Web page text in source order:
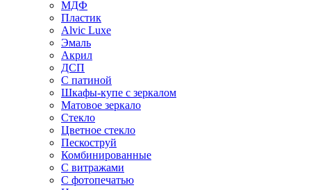
МДФ
Пластик
Alvic Luxe
Эмаль
Акрил
ДСП
С патиной
Шкафы-купе с зеркалом
Матовое зеркало
Стекло
Цветное стекло
Пескоструй
Комбинированные
С витражами
С фотопечатью